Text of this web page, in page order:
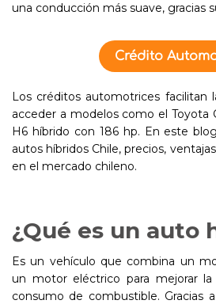
una conducción más suave, gracias
Crédito
Los créditos automotrices facilitan
acceder a modelos como el Toyota
H6 híbrido con 186 hp. En este
autos híbridos Chile, precios,
en el mercado chileno.
¿Qué es un auto
Es un vehículo que combina un
un motor eléctrico para mejorar
consumo de combustible. Gracias